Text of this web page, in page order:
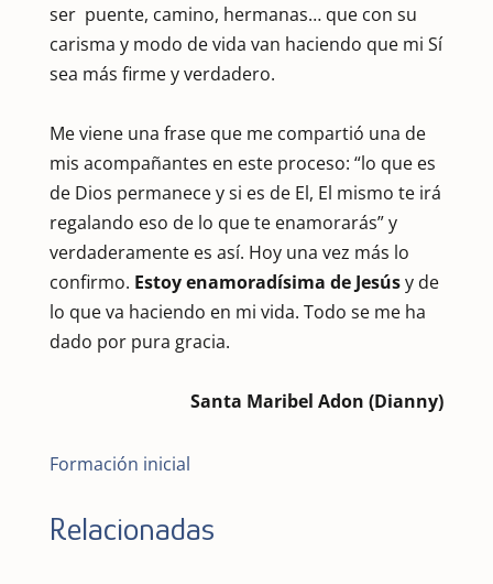
ser puente, camino, hermanas… que con su
carisma y modo de vida van haciendo que mi Sí
sea más firme y verdadero.
Me viene una frase que me compartió una de
mis acompañantes en este proceso: “lo que es
de Dios permanece y si es de El, El mismo te irá
regalando eso de lo que te enamorarás” y
verdaderamente es así. Hoy una vez más lo
confirmo. Estoy enamoradísima de Jesúsy de
lo que va haciendo en mi vida. Todo se me ha
dado por pura gracia.
Santa Maribel Adon (Dianny)
Formación inicial
Relacionadas